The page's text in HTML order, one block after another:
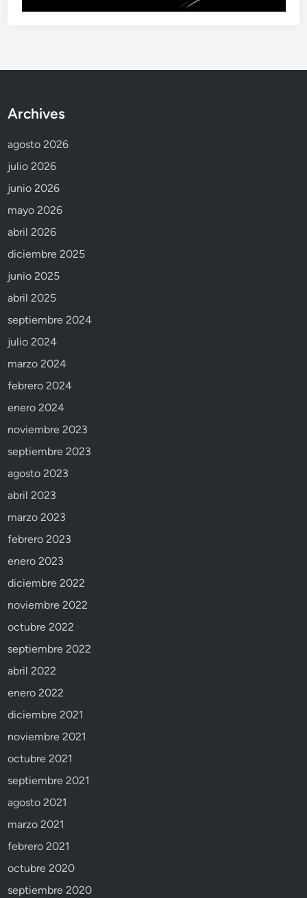
Archives
agosto 2026
julio 2026
junio 2026
mayo 2026
abril 2026
diciembre 2025
junio 2025
abril 2025
septiembre 2024
julio 2024
marzo 2024
febrero 2024
enero 2024
noviembre 2023
septiembre 2023
agosto 2023
abril 2023
marzo 2023
febrero 2023
enero 2023
diciembre 2022
noviembre 2022
octubre 2022
septiembre 2022
abril 2022
enero 2022
diciembre 2021
noviembre 2021
octubre 2021
septiembre 2021
agosto 2021
marzo 2021
febrero 2021
octubre 2020
septiembre 2020